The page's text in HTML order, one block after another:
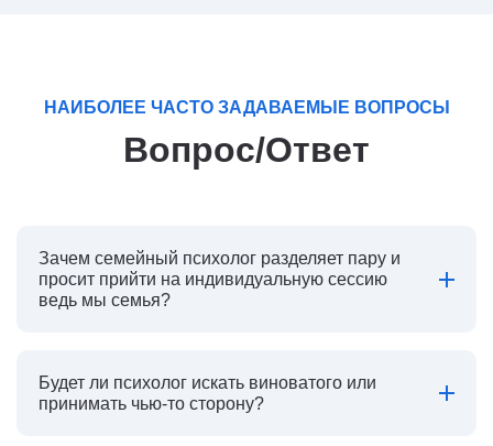
НАИБОЛЕЕ ЧАСТО ЗАДАВАЕМЫЕ ВОПРОСЫ
Вопрос/Ответ
Зачем семейный психолог разделяет пару и
просит прийти на индивидуальную сессию
ведь мы семья?
Будет ли психолог искать виноватого или
принимать чью-то сторону?